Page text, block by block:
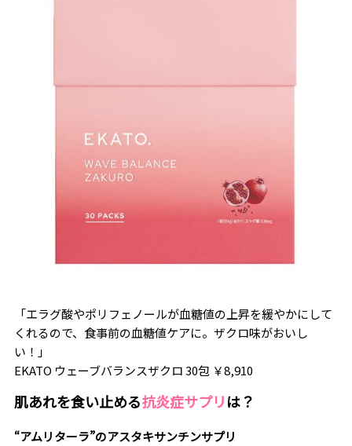
「エラグ酸やポリフェノールが血糖値の上昇を緩やかにして
くれるので、食事前の血糖値ケアに。ザクロ味がおいし
い！」
EKATO ウェーブバランスザクロ 30包 ￥8,910
肌あれを食い止める抗炎症サプリは？
“アムリターラ”のアスタキサンチンサプリ